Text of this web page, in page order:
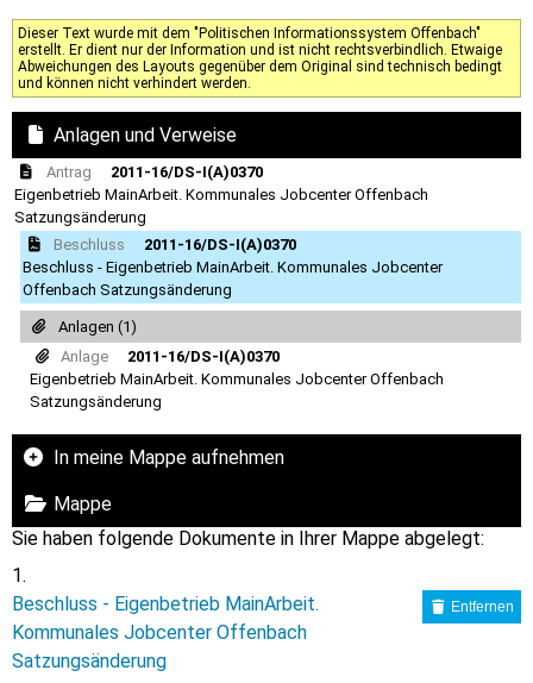
Dieser Text wurde mit dem "Politischen Informationssystem Offenbach"
erstellt. Er dient nur der Information und ist nicht rechtsverbindlich. Etwaige
Abweichungen des Layouts gegenüber dem Original sind technisch bedingt
und können nicht verhindert werden.
Anlagen und Verweise
Antrag
2011-16/DS-I(A)0370
Eigenbetrieb MainArbeit. Kommunales Jobcenter Offenbach
Satzungsänderung
Beschluss
2011-16/DS-I(A)0370
Beschluss - Eigenbetrieb MainArbeit. Kommunales Jobcenter
Offenbach Satzungsänderung
Anlagen (1)
Anlage
2011-16/DS-I(A)0370
Eigenbetrieb MainArbeit. Kommunales Jobcenter Offenbach
Satzungsänderung
In meine Mappe aufnehmen
Mappe
Sie haben folgende Dokumente in Ihrer Mappe abgelegt:
Beschluss - Eigenbetrieb MainArbeit.
Kommunales Jobcenter Offenbach
Satzungsänderung
Entfernen